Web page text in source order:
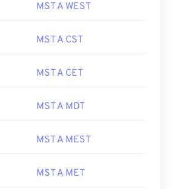
MST A WEST
MST A CST
MST A CET
MST A MDT
MST A MEST
MST A MET